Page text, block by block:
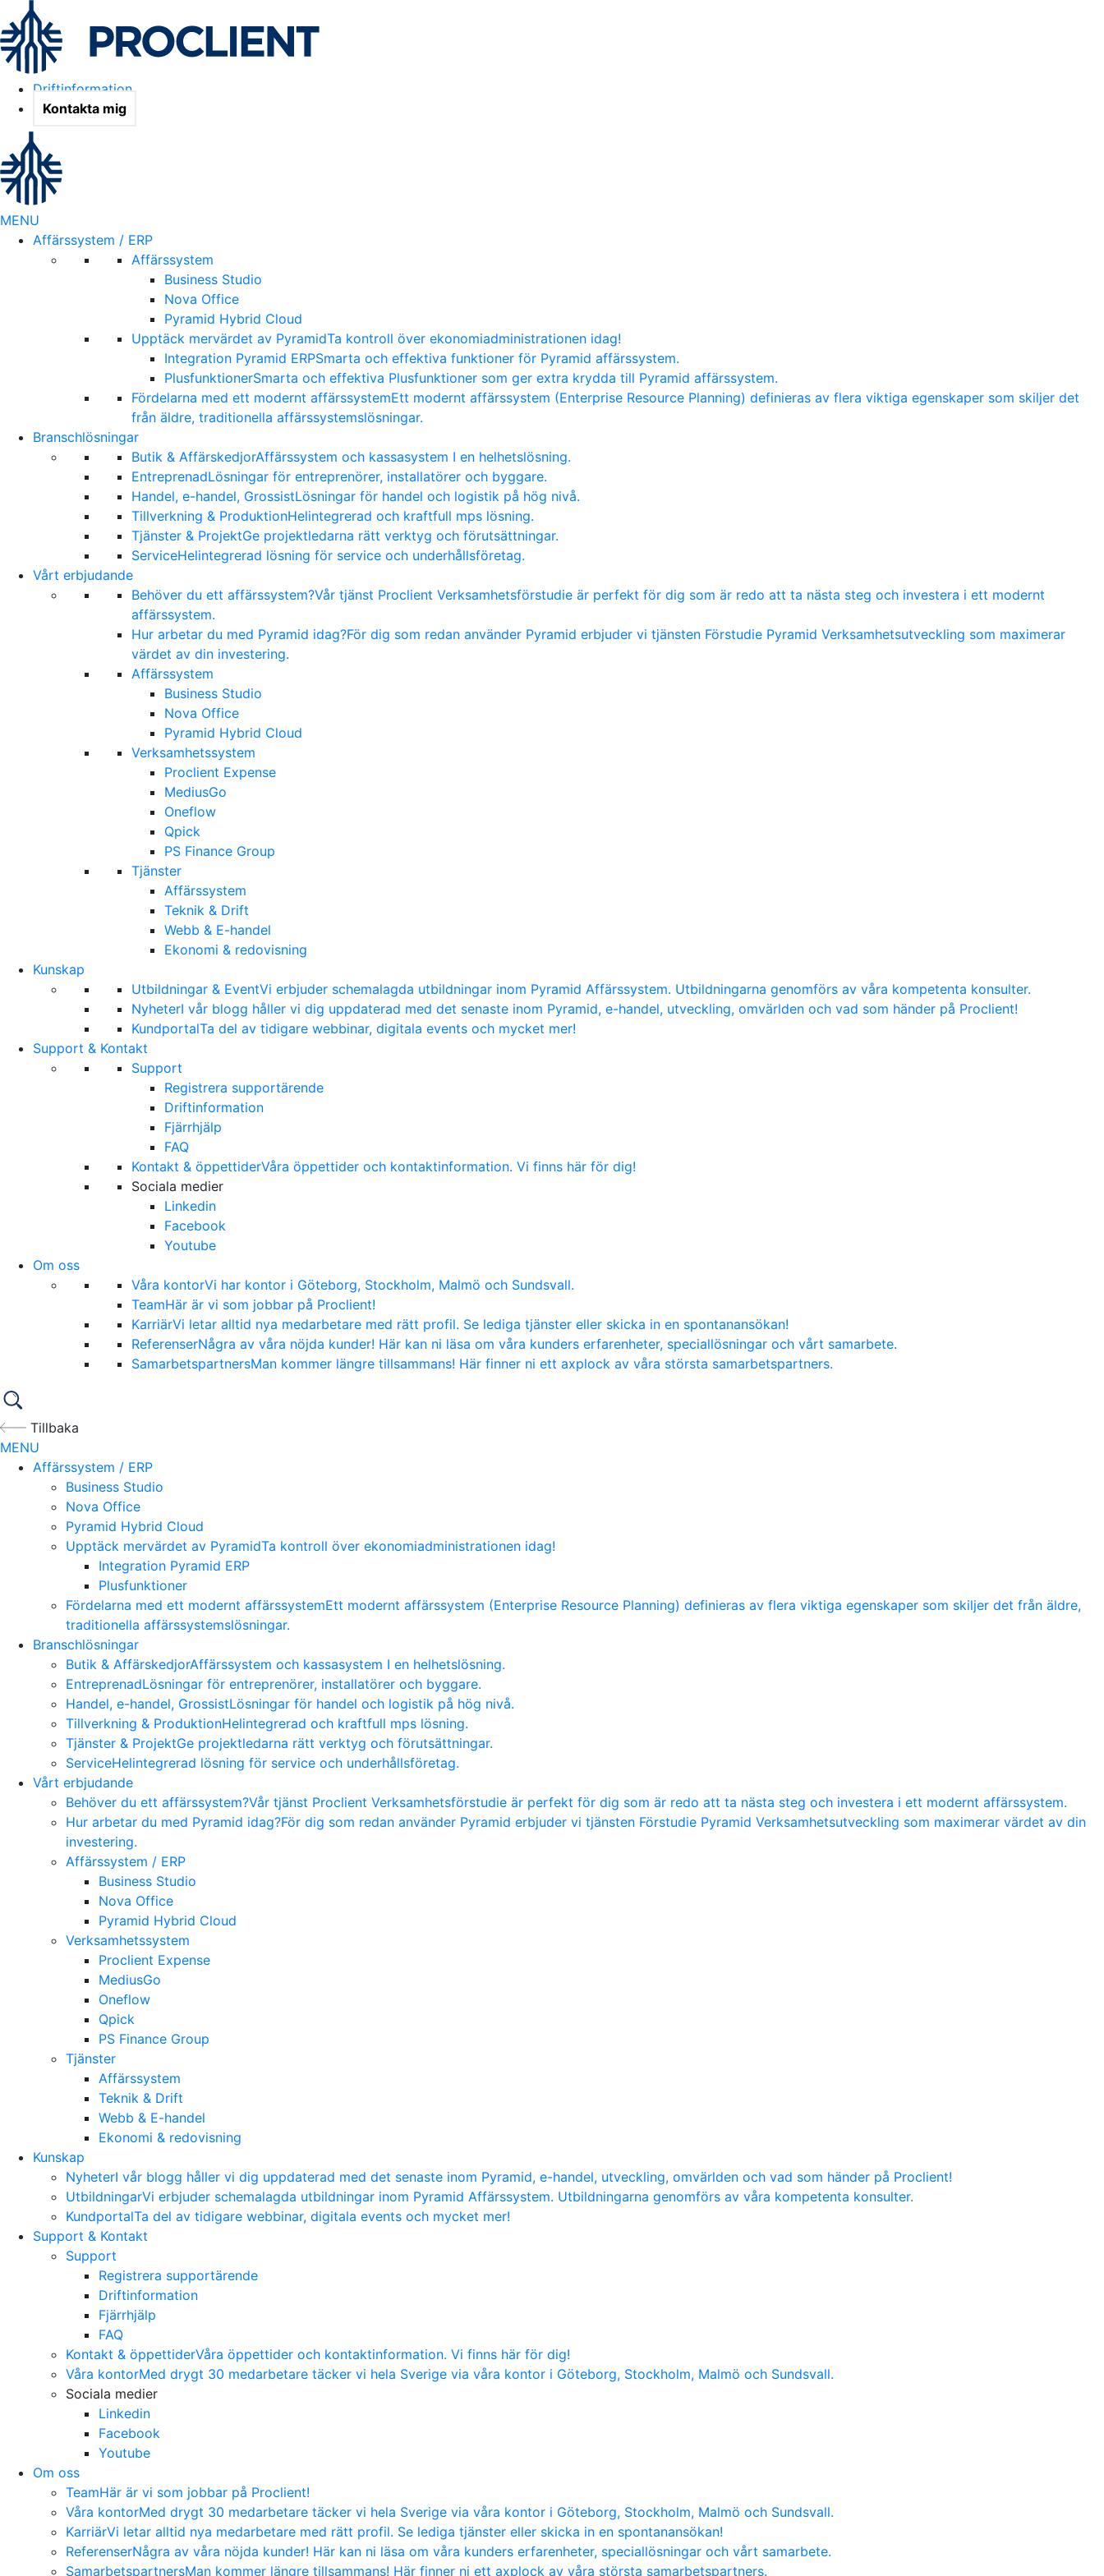
Driftinformation
Kontakta mig
MENU
Affärssystem / ERP
Affärssystem
Business Studio
Nova Office
Pyramid Hybrid Cloud
Upptäck mervärdet av PyramidTa kontroll över ekonomiadministrationen idag!
Integration Pyramid ERPSmarta och effektiva funktioner för Pyramid affärssystem.
PlusfunktionerSmarta och effektiva Plusfunktioner som ger extra krydda till Pyramid affärssystem.
Fördelarna med ett modernt affärssystemEtt modernt affärssystem (Enterprise Resource Planning) definieras av flera viktiga egenskaper som skiljer det
från äldre, traditionella affärssystemslösningar.
Branschlösningar
Butik & AffärskedjorAffärssystem och kassasystem I en helhetslösning.
EntreprenadLösningar för entreprenörer, installatörer och byggare.
Handel, e-handel, GrossistLösningar för handel och logistik på hög nivå.
Tillverkning & ProduktionHelintegrerad och kraftfull mps lösning.
Tjänster & ProjektGe projektledarna rätt verktyg och förutsättningar.
ServiceHelintegrerad lösning för service och underhållsföretag.
Vårt erbjudande
Behöver du ett affärssystem?Vår tjänst Proclient Verksamhetsförstudie är perfekt för dig som är redo att ta nästa steg och investera i ett modernt
affärssystem.
Hur arbetar du med Pyramid idag?För dig som redan använder Pyramid erbjuder vi tjänsten Förstudie Pyramid Verksamhetsutveckling som maximerar
värdet av din investering.
Affärssystem
Business Studio
Nova Office
Pyramid Hybrid Cloud
Verksamhetssystem
Proclient Expense
MediusGo
Oneflow
Qpick
PS Finance Group
Tjänster
Affärssystem
Teknik & Drift
Webb & E-handel
Ekonomi & redovisning
Kunskap
Utbildningar & EventVi erbjuder schemalagda utbildningar inom Pyramid Affärssystem. Utbildningarna genomförs av våra kompetenta konsulter.
NyheterI vår blogg håller vi dig uppdaterad med det senaste inom Pyramid, e-handel, utveckling, omvärlden och vad som händer på Proclient!
KundportalTa del av tidigare webbinar, digitala events och mycket mer!
Support & Kontakt
Support
Registrera supportärende
Driftinformation
Fjärrhjälp
FAQ
Kontakt & öppettiderVåra öppettider och kontaktinformation. Vi finns här för dig!
Sociala medier
Linkedin
Facebook
Youtube
Om oss
Våra kontorVi har kontor i Göteborg, Stockholm, Malmö och Sundsvall.
TeamHär är vi som jobbar på Proclient!
KarriärVi letar alltid nya medarbetare med rätt profil. Se lediga tjänster eller skicka in en spontanansökan!
ReferenserNågra av våra nöjda kunder! Här kan ni läsa om våra kunders erfarenheter, speciallösningar och vårt samarbete.
SamarbetspartnersMan kommer längre tillsammans! Här finner ni ett axplock av våra största samarbetspartners.
Tillbaka
MENU
Affärssystem / ERP
Business Studio
Nova Office
Pyramid Hybrid Cloud
Upptäck mervärdet av PyramidTa kontroll över ekonomiadministrationen idag!
Integration Pyramid ERP
Plusfunktioner
Fördelarna med ett modernt affärssystemEtt modernt affärssystem (Enterprise Resource Planning) definieras av flera viktiga egenskaper som skiljer det från äldre,
traditionella affärssystemslösningar.
Branschlösningar
Butik & AffärskedjorAffärssystem och kassasystem I en helhetslösning.
EntreprenadLösningar för entreprenörer, installatörer och byggare.
Handel, e-handel, GrossistLösningar för handel och logistik på hög nivå.
Tillverkning & ProduktionHelintegrerad och kraftfull mps lösning.
Tjänster & ProjektGe projektledarna rätt verktyg och förutsättningar.
ServiceHelintegrerad lösning för service och underhållsföretag.
Vårt erbjudande
Behöver du ett affärssystem?Vår tjänst Proclient Verksamhetsförstudie är perfekt för dig som är redo att ta nästa steg och investera i ett modernt affärssystem.
Hur arbetar du med Pyramid idag?För dig som redan använder Pyramid erbjuder vi tjänsten Förstudie Pyramid Verksamhetsutveckling som maximerar värdet av din
investering.
Affärssystem / ERP
Business Studio
Nova Office
Pyramid Hybrid Cloud
Verksamhetssystem
Proclient Expense
MediusGo
Oneflow
Qpick
PS Finance Group
Tjänster
Affärssystem
Teknik & Drift
Webb & E-handel
Ekonomi & redovisning
Kunskap
NyheterI vår blogg håller vi dig uppdaterad med det senaste inom Pyramid, e-handel, utveckling, omvärlden och vad som händer på Proclient!
UtbildningarVi erbjuder schemalagda utbildningar inom Pyramid Affärssystem. Utbildningarna genomförs av våra kompetenta konsulter.
KundportalTa del av tidigare webbinar, digitala events och mycket mer!
Support & Kontakt
Support
Registrera supportärende
Driftinformation
Fjärrhjälp
FAQ
Kontakt & öppettiderVåra öppettider och kontaktinformation. Vi finns här för dig!
Våra kontorMed drygt 30 medarbetare täcker vi hela Sverige via våra kontor i Göteborg, Stockholm, Malmö och Sundsvall.
Sociala medier
Linkedin
Facebook
Youtube
Om oss
TeamHär är vi som jobbar på Proclient!
Våra kontorMed drygt 30 medarbetare täcker vi hela Sverige via våra kontor i Göteborg, Stockholm, Malmö och Sundsvall.
KarriärVi letar alltid nya medarbetare med rätt profil. Se lediga tjänster eller skicka in en spontanansökan!
ReferenserNågra av våra nöjda kunder! Här kan ni läsa om våra kunders erfarenheter, speciallösningar och vårt samarbete.
SamarbetspartnersMan kommer längre tillsammans! Här finner ni ett axplock av våra största samarbetspartners.